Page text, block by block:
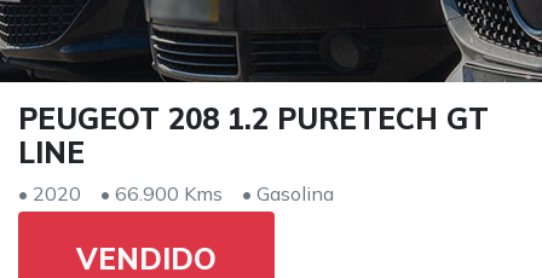
PEUGEOT 208 1.2 PURETECH GT
LINE
• 2020 • 66.900 Kms • Gasolina
VENDIDO